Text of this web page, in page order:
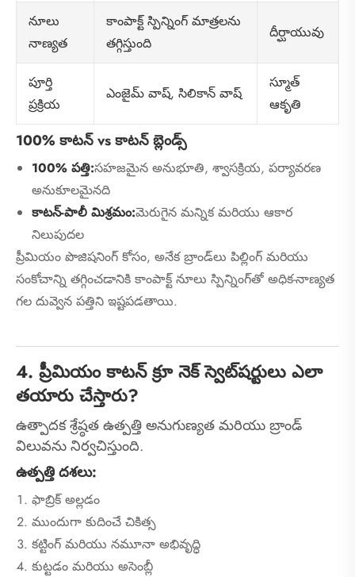
నూలు
నాణ్యత
కాంపాక్ట్ స్పిన్నింగ్ మాత్రలను
తగ్గిస్తుంది
దీర్ఘాయువు
పూర్తి
ప్రక్రియ
ఎంజైమ్ వాష్, సిలికాన్ వాష్
స్మూత్
ఆకృతి
100% కాటన్ vs కాటన్ బ్లెండ్స్
100% పత్తి:సహజమైన అనుభూతి, శ్వాసక్రియ, పర్యావరణ
అనుకూలమైనది
కాటన్-పాలీ మిశ్రమం:మెరుగైన మన్నిక మరియు ఆకార
నిలుపుదల
ప్రీమియం పొజిషనింగ్ కోసం, అనేక బ్రాండ్‌లు పిల్లింగ్ మరియు
సంకోచాన్ని తగ్గించడానికి కాంపాక్ట్ నూలు స్పిన్నింగ్‌తో అధిక-నాణ్యత
గల దువ్వెన పత్తిని ఇష్టపడతాయి.
4. ప్రీమియం కాటన్ క్రూ నెక్ స్వెట్‌షర్టులు ఎలా
తయారు చేస్తారు?
ఉత్పాదక శ్రేష్ఠత ఉత్పత్తి అనుగుణ్యత మరియు బ్రాండ్
విలువను నిర్వచిస్తుంది.
ఉత్పత్తి దశలు:
ఫాబ్రిక్ అల్లడం
ముందుగా కుదించే చికిత్స
కట్టింగ్ మరియు నమూనా అభివృద్ధి
కుట్టడం మరియు అసెంబ్లీ